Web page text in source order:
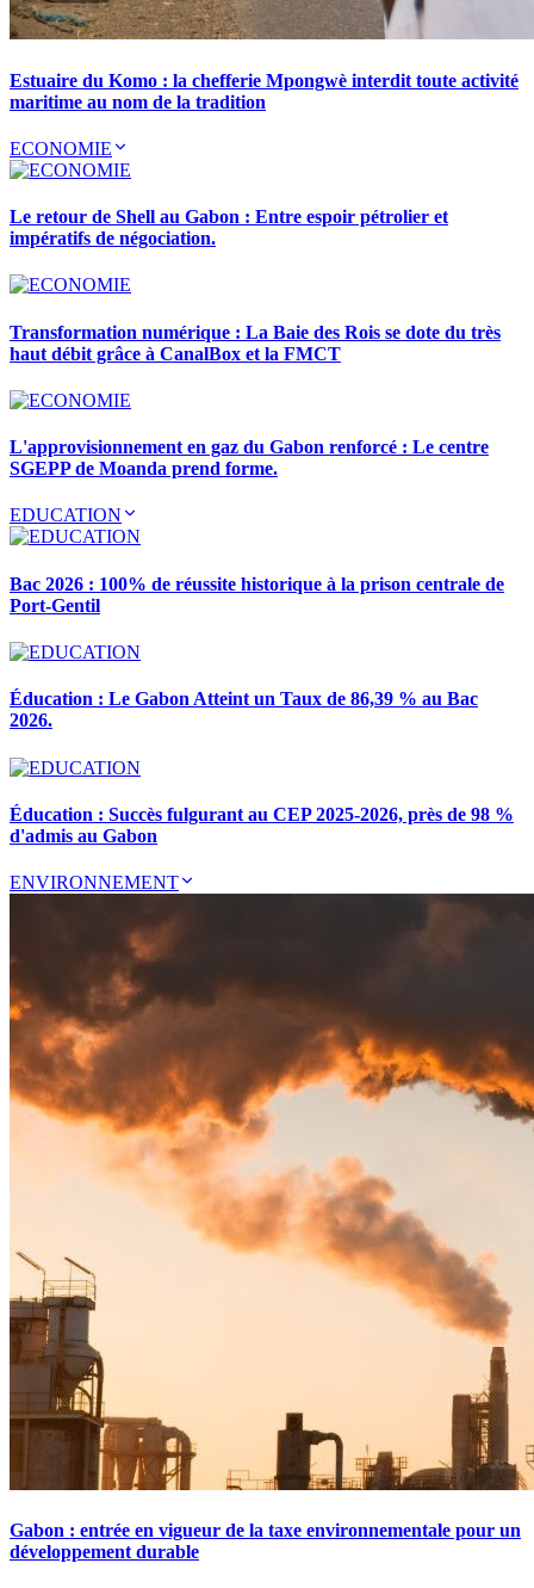
Estuaire du Komo : la chefferie Mpongwè interdit toute activité
maritime au nom de la tradition
ECONOMIE
Le retour de Shell au Gabon : Entre espoir pétrolier et
impératifs de négociation.
Transformation numérique : La Baie des Rois se dote du très
haut débit grâce à CanalBox et la FMCT
L'approvisionnement en gaz du Gabon renforcé : Le centre
SGEPP de Moanda prend forme.
EDUCATION
Bac 2026 : 100% de réussite historique à la prison centrale de
Port-Gentil
Éducation : Le Gabon Atteint un Taux de 86,39 % au Bac
2026.
Éducation : Succès fulgurant au CEP 2025-2026, près de 98 %
d'admis au Gabon
ENVIRONNEMENT
Gabon : entrée en vigueur de la taxe environnementale pour un
développement durable